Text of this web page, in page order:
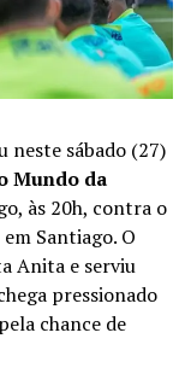
neste sábado (27)
Mundo da
às 20h, contra o
Santiago. O
Anita e serviu
pressionado
chance de